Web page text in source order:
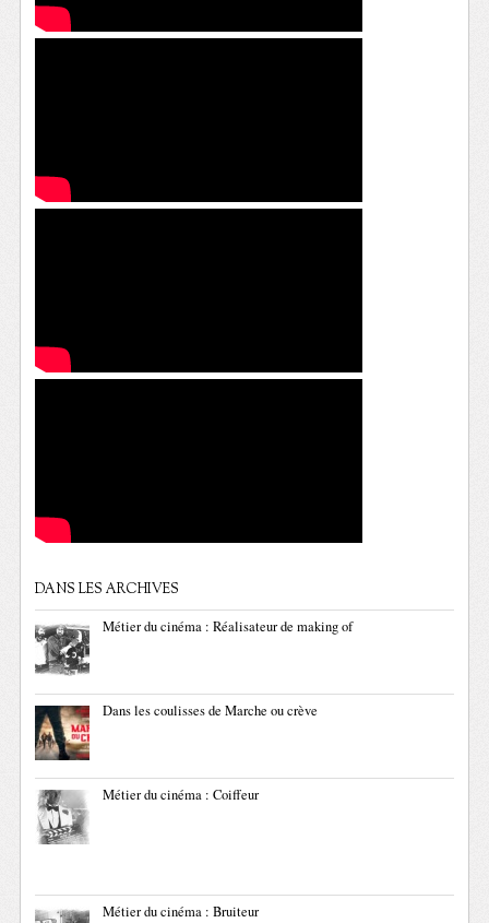
DANS LES ARCHIVES
Métier du cinéma : Réalisateur de making of
Dans les coulisses de Marche ou crève
Métier du cinéma : Coiffeur
Métier du cinéma : Bruiteur